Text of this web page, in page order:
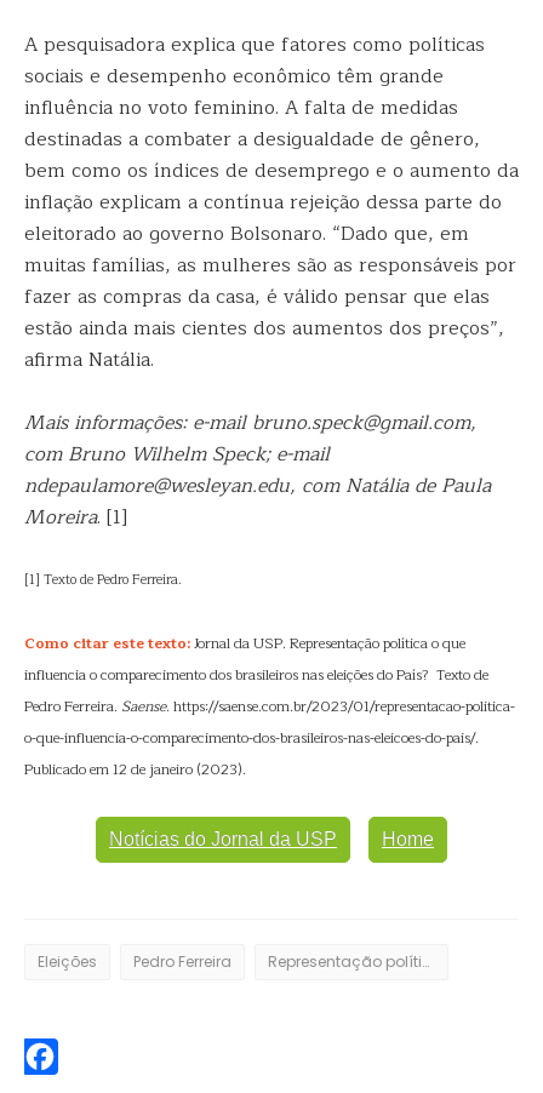
A pesquisadora explica que fatores como políticas
sociais e desempenho econômico têm grande
influência no voto feminino. A falta de medidas
destinadas a combater a desigualdade de gênero,
bem como os índices de desemprego e o aumento da
inflação explicam a contínua rejeição dessa parte do
eleitorado ao governo Bolsonaro. “Dado que, em
muitas famílias, as mulheres são as responsáveis por
fazer as compras da casa, é válido pensar que elas
estão ainda mais cientes dos aumentos dos preços”,
afirma Natália.
Mais informações: e-mail bruno.speck@gmail.com,
com Bruno Wilhelm Speck; e-mail
ndepaulamore@wesleyan.edu, com Natália de Paula
Moreira. [1]
[1] Texto de Pedro Ferreira.
Como citar este texto:Jornal da USP. Representação política o que
influencia o comparecimento dos brasileiros nas eleições do País? Texto de
Pedro Ferreira. Saense. https://saense.com.br/2023/01/representacao-politica-
o-que-influencia-o-comparecimento-dos-brasileiros-nas-eleicoes-do-pais/.
Publicado em 12 de janeiro (2023).
Notícias do Jornal da USP Home
Eleições Pedro Ferreira Representação política